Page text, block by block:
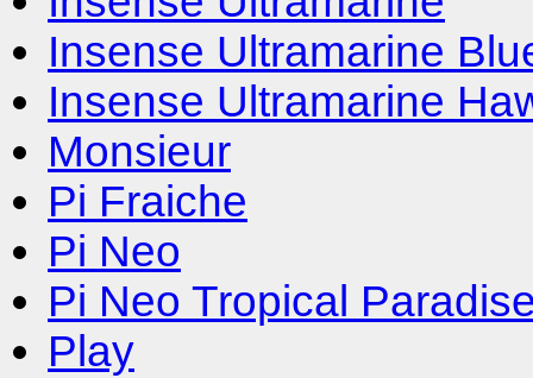
Insense Ultramarine
Insense Ultramarine
Monsieur
Pi Fraiche
Pi Neo
Pi Neo Tropical
Play